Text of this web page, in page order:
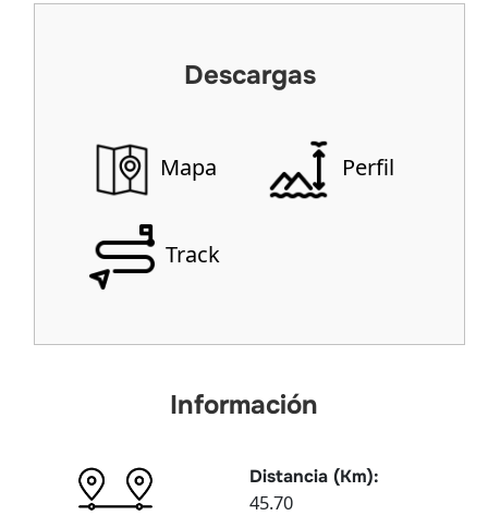
Descargas
Mapa Perfil
Track
Información
Distancia (Km):
45.70